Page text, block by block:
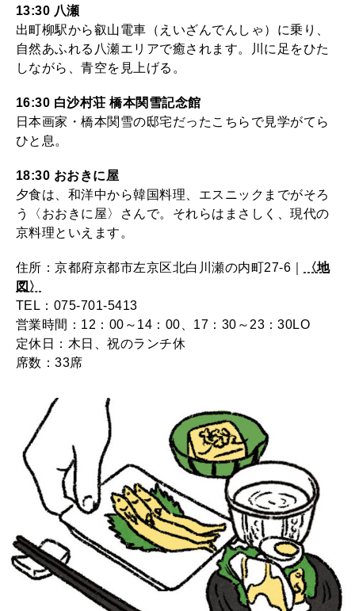
13:30 八瀬
出町柳駅から叡山電車（えいざんでんしゃ）に乗り、
自然あふれる八瀬エリアで癒されます。川に足をひた
しながら、青空を見上げる。
16:30 白沙村荘 橋本関雪記念館
日本画家・橋本関雪の邸宅だったこちらで見学がてら
ひと息。
18:30 おおきに屋
夕食は、和洋中から韓国料理、エスニックまでがそろ
う〈おおきに屋〉さんで。それらはまさしく、現代の
京料理といえます。
住所：京都府京都市左京区北白川瀬の内町27-6｜
〈地
図〉
TEL：075-701-5413
営業時間：12：00～14：00、17：30～23：30LO
定休日：木日、祝のランチ休
席数：33席